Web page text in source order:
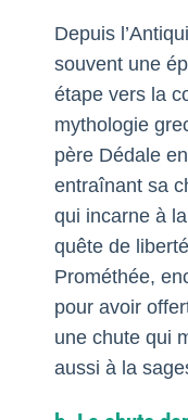
Depuis
souvent une
étape vers la
mythologie
père Dédale
entraînant sa
qui incarne à
quête de
Prométhée,
pour avoir
une chute qui
aussi à la